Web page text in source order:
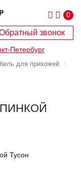
0
звонок
Петербург
для прихожей